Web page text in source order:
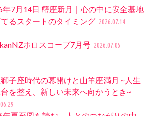
年7月14日 蟹座新月｜心の中に安全基地
てるスタートのタイミング 2026.07.14
ホロスコープ7月号 2026.07.06
子座時代の幕開けと山羊座満月 ~人生
を整え、新しい未来へ向かうとき~